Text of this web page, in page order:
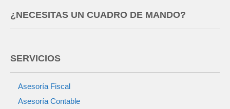
¿NECESITAS UN CUADRO DE MANDO?
SERVICIOS
Asesoría Fiscal
Asesoría Contable